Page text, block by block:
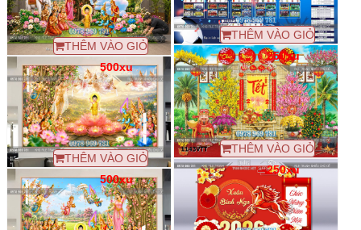
THÊM VÀO GIỎ
500xu
THÊM VÀO GIỎ
500xu
THÊM VÀO GIỎ
250xu
THÊM VÀO GIỎ
250xu